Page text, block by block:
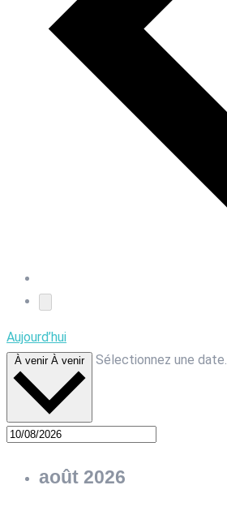
Aujourd’hui
À venir À venir Sélectionnez une date.
août 2026